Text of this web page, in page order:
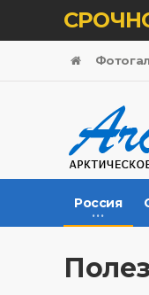
Память жертв
Россия